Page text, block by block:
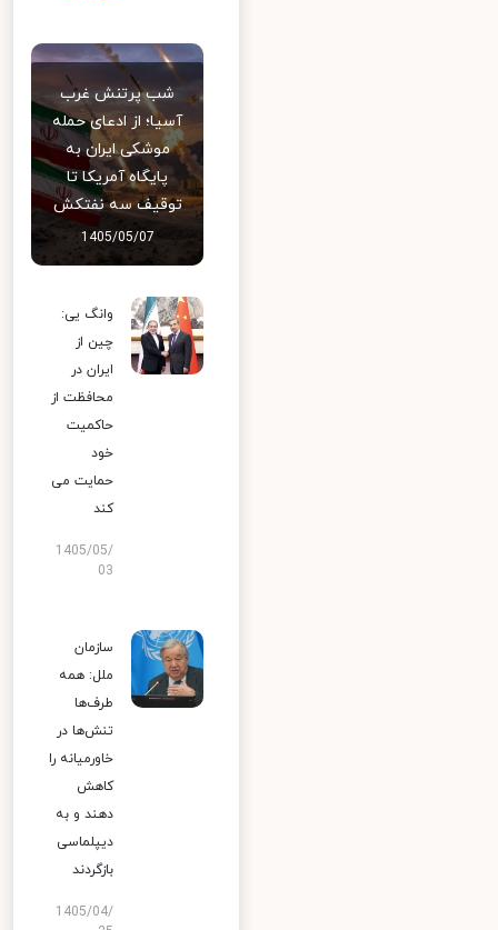
شب پرتنش غرب
آسیا؛ از ادعای حمله
موشکی ایران به
پایگاه آمریکا تا
توقیف سه نفتکش
1405/05/07
وانگ یی:
چین از
ایران در
محافظت از
حاکمیت
خود
حمایت می
کند
1405/05/
03
سازمان
ملل: همه
طرف‌ها
تنش‌ها در
خاورمیانه را
کاهش
دهند و به
دیپلماسی
بازگردند
1405/04/